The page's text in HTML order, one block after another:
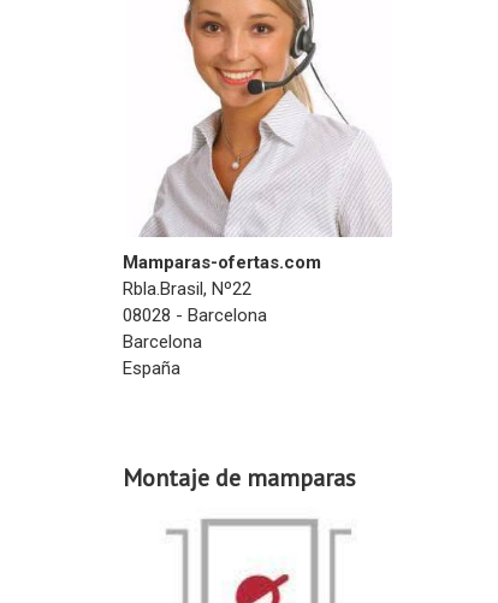
Mamparas-ofertas.com
Rbla.Brasil, Nº22
08028 - Barcelona
Barcelona
España
Montaje de mamparas